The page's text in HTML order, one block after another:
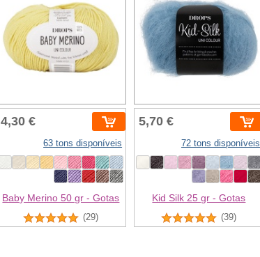
4,30 €
63 tons disponíveis
Baby Merino 50 gr - Gotas
(29)
5,70 €
72 tons disponíveis
Kid Silk 25 gr - Gotas
(39)